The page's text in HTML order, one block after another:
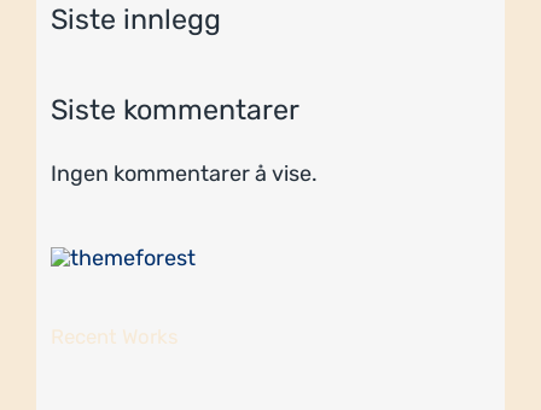
Siste innlegg
Siste kommentarer
Ingen kommentarer å vise.
Recent Works